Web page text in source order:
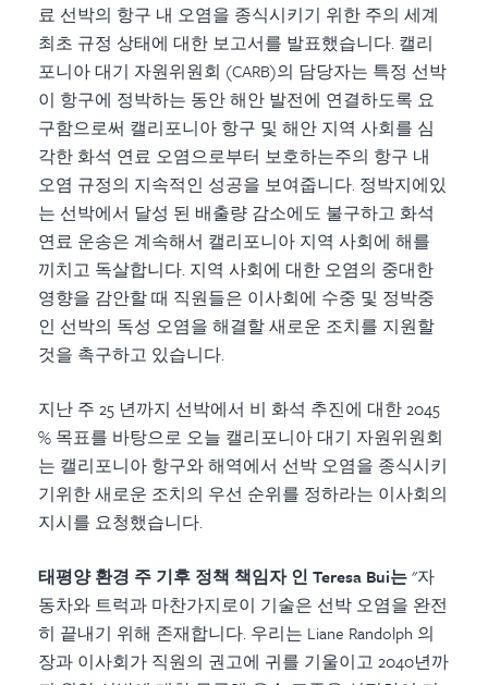
료 선박의 항구 내 오염을 종식시키기 위한 주의 세계
최초 규정 상태에 대한 보고서를 발표했습니다. 캘리
포니아대기 자원위원회 (CARB)의 담당자는 특정 선박
이 항구에 정박하는 동안 해안 발전에 연결하도록 요
구함으로써 캘리포니아 항구 및 해안 지역 사회를 심
각한 화석 연료 오염으로부터 보호하는주의 항구 내
오염 규정의 지속적인 성공을 보여줍니다. 정박지에있
는 선박에서 달성 된 배출량 감소에도 불구하고 화석
연료 운송은 계속해서 캘리포니아 지역 사회에 해를
끼치고 독살합니다. 지역 사회에 대한 오염의 중대한
영향을 감안할 때 직원들은 이사회에 수중 및 정박중
인 선박의 독성 오염을 해결할 새로운 조치를 지원할
것을 촉구하고 있습니다.
지난 주 25 년까지 선박에서 비 화석 추진에 대한 2045
% 목표를 바탕으로 오늘 캘리포니아 대기 자원위원회
는 캘리포니아 항구와 해역에서 선박 오염을 종식시키
기위한 새로운 조치의 우선 순위를 정하라는 이사회의
지시를 요청했습니다.
태평양 환경 주 기후 정책 책임자 인 Teresa Bui는"자
동차와 트럭과 마찬가지로이 기술은 선박 오염을 완전
히 끝내기 위해 존재합니다. 우리는 Liane Randolph 의
장과 이사회가 직원의 권고에 귀를 기울이고 2040년까